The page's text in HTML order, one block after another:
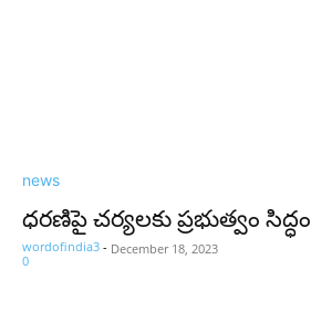
news
ధరణిపై చర్యలకు ప్రభుత్వం సిద్ధం
wordofindia3 - December 18, 2023
0